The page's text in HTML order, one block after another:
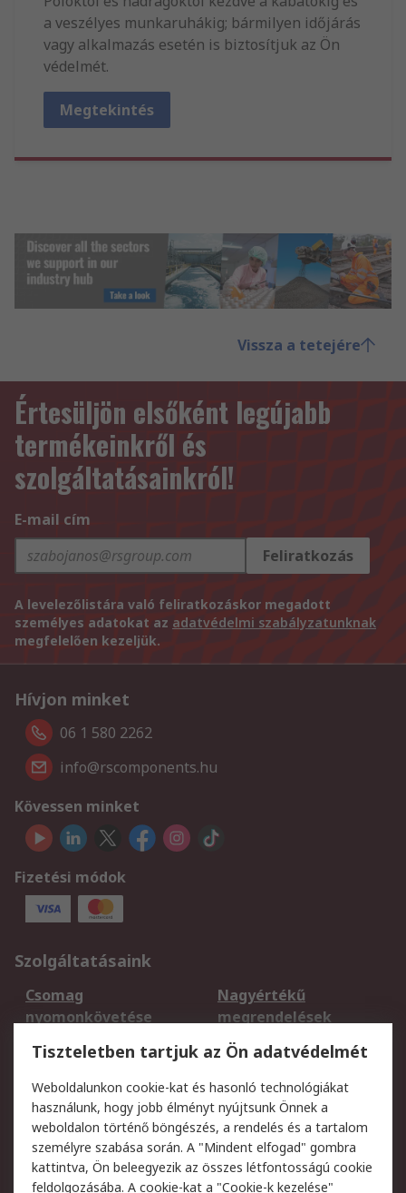
a veszélyes munkaruhákig; bármilyen időjárás
vagy alkalmazás esetén is biztosítjuk az Ön
védelmét.
Megtekintés
Vissza a tetejére
Értesüljön elsőként legújabb
termékeinkről és
szolgáltatásainkról!
E-mail cím
Feliratkozás
A levelezőlistára való feliratkozáskor megadott
személyes adatokat az adatvédelmi szabályzatunknak
megfelelően kezeljük.
Hívjon minket
06 1 580 2262
info@rscomponents.hu
Kövessen minket
Fizetési módok
Szolgáltatásaink
Csomag
nyomonkövetése
Nagyértékű
megrendelések
Regisztráció
Szállítás
Termékvisszaküldés
Szolgáltatások
Jogi
Adatvédelmi
Az RS értékesítési
Tiszteletben tartjuk az Ön adatvédelmét
Weboldalunkon cookie-kat és hasonló technológiákat
használunk, hogy jobb élményt nyújtsunk Önnek a
weboldalon történő böngészés, a rendelés és a tartalom
személyre szabása során. A "Mindent elfogad" gombra
kattintva, Ön beleegyezik az összes létfontosságú cookie
feldolgozásába. A cookie-kat a "Cookie-k kezelése"